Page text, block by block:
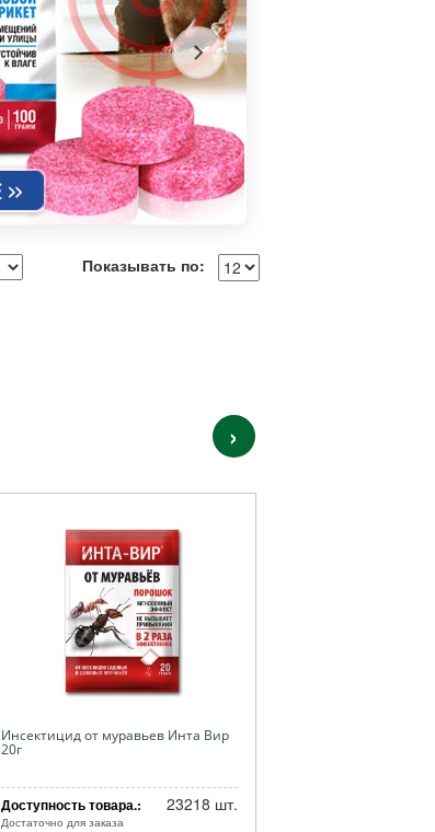
Показывать по:
›
Инсектицид от муравьев Инта Вир
20г
Доступность товара.:
Достаточно для заказа
23218 шт.